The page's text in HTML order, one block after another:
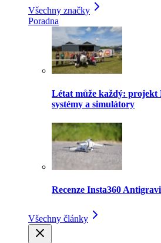
Všechny značky
Poradna
Létat může každý:
systémy a simulátory
Recenze Insta360
Všechny články